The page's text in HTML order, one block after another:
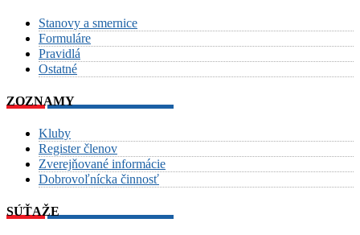
Stanovy a smernice
Formuláre
Pravidlá
Ostatné
ZOZNAMY
Kluby
Register členov
Zverejňované informácie
Dobrovoľnícka činnosť
SÚŤAŽE